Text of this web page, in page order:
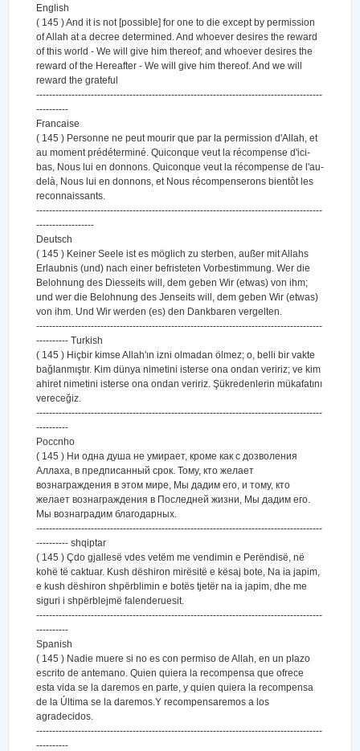
English
( 145 ) And it is not [possible] for one to die except by permission
of Allah at a decree determined. And whoever desires the reward
of this world - We will give him thereof; and whoever desires the
reward of the Hereafter - We will give him thereof. And we will
reward the grateful
-----------------------------------------------------------------------------------------
----------
Francaise
( 145 ) Personne ne peut mourir que par la permission d'Allah, et
au moment prédéterminé. Quiconque veut la récompense d'ici-
bas, Nous lui en donnons. Quiconque veut la récompense de l'au-
delà, Nous lui en donnons, et Nous récompenserons bientôt les
reconnaissants.
-----------------------------------------------------------------------------------------
------------------
Deutsch
( 145 ) Keiner Seele ist es möglich zu sterben, außer mit Allahs
Erlaubnis (und) nach einer befristeten Vorbestimmung. Wer die
Belohnung des Diesseits will, dem geben Wir (etwas) von ihm;
und wer die Belohnung des Jenseits will, dem geben Wir (etwas)
von ihm. Und Wir werden (es) den Dankbaren vergelten.
-----------------------------------------------------------------------------------------
---------- Turkish
( 145 ) Hiçbir kimse Allah'ın izni olmadan ölmez; o, belli bir vakte
bağlanmıştır. Kim dünya nimetini isterse ona ondan veririz; ve kim
ahiret nimetini isterse ona ondan veririz. Şükredenlerin mükafatını
vereceğiz.
-----------------------------------------------------------------------------------------
----------
Poccnho
( 145 ) Ни одна душа не умирает, кроме как с дозволения
Аллаха, в предписанный срок. Тому, кто желает
вознаграждения в этом мире, Мы дадим его, и тому, кто
желает вознаграждения в Последней жизни, Мы дадим его.
Мы вознаградим благодарных.
-----------------------------------------------------------------------------------------
---------- shqiptar
( 145 ) Çdo gjallesë vdes vetëm me vendimin e Perëndisë, në
kohë të caktuar. Kush dëshiron mirësitë e kësaj bote, Na ia japim,
e kush dëshiron shpërblimin e botës tjetër na ia japim, dhe me
siguri i shpërblejmë falenderuesit.
-----------------------------------------------------------------------------------------
----------
Spanish
( 145 ) Nadie muere si no es con permiso de Allah, en un plazo
escrito de antemano. Quien quiera la recompensa que ofrece
esta vida se la daremos en parte, y quien quiera la recompensa
de la Última se la daremos.Y recompensaremos a los
agradecidos.
-----------------------------------------------------------------------------------------
----------